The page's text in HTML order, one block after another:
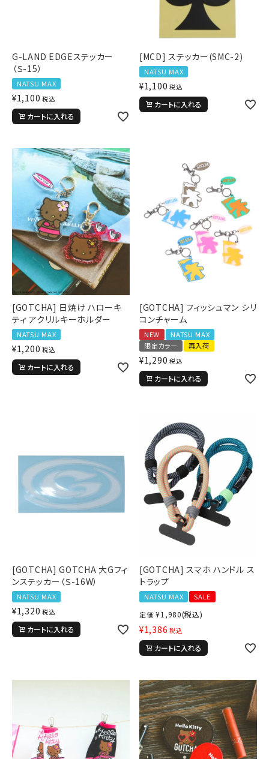
G-LAND EDGEステッカー
（Ｓ-15）
NATSU MAX
¥1,100 税込
カートに入れる
[MCD] ステッカー(SMC-2)
NATSU MAX
¥1,100 税込
カートに入れる
[GOTCHA] 日焼け ハローキ
ティ アクリルキーホルダー
NATSU MAX
¥1,200 税込
カートに入れる
[GOTCHA] フィッシュマン シリ
コンチャーム
NEW
NATSU MAX
限定カラー
再入荷
¥1,290 税込
カートに入れる
[GOTCHA] GOTCHA 大Gフィ
ンステッカー（Ｓ-16W）
NATSU MAX
¥1,320 税込
カートに入れる
[GOTCHA] スマホ ハンドル ス
トラップ
NATSU MAX
SALE
定価 ¥1,980(税込)
¥1,386 税込
カートに入れる